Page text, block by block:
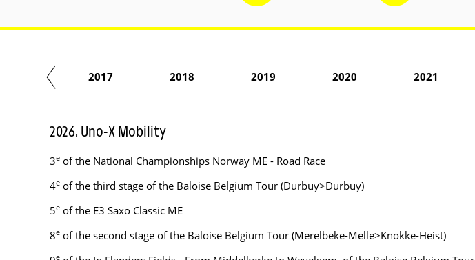
2017 2018 2019 2020 2021
2026. Uno-X Mobility
3e of the National Championships Norway ME - Road Race
4e of the third stage of the Baloise Belgium Tour (Durbuy>Durbuy)
5e of the E3 Saxo Classic ME
8e of the second stage of the Baloise Belgium Tour (Merelbeke-Melle>Knokke-Heist)
e